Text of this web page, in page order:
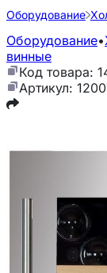
Оборудование
Оборудование•
винные
Код товара:
Артикул: